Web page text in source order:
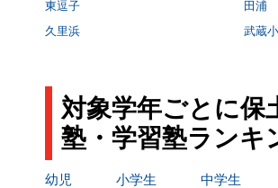
東逗子
田浦
久里浜
武蔵
対象学年ごとに保
塾・学習塾ランキ
幼児 小学生 中学生